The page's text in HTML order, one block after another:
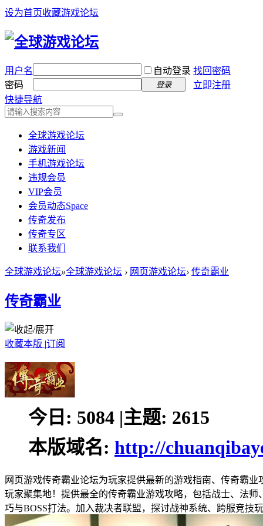
设为首页收藏游戏论坛
用户名 自动登录 找回密码
密码
登录
立即注册
快捷导航
全球游戏论坛
游戏新闻
手机游戏论坛
违规会员
VIP会员
会员动态Space
传奇发布
传奇专区
联系我们
全球游戏论坛»全球游戏论坛 › 网页游戏论坛› 传奇霸业
传奇霸业
收藏本版 |订阅
今日: 5084 |主题: 2615
本版域名: http://
网页游戏传奇霸业论坛为玩家提供最新的游戏指南、传奇霸
玩家聚集地！提供最全的传奇霸业游戏攻略，包括战士、法
巧与BOSS打法。加入裁决者联盟，探讨战神系统、跨服竞